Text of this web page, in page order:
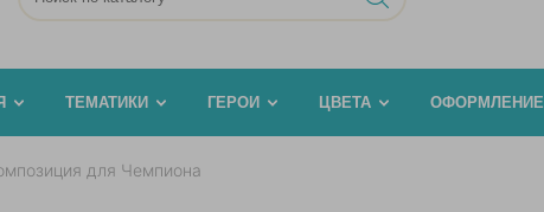
ТЕМАТИКИ ГЕРОИ ЦВЕТА ОФОРМЛЕНИЕ
для Чемпиона